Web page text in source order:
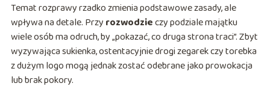
Temat rozprawy rzadko zmienia podstawowe zasady, ale
wpływa na detale. Przy rozwodzieczy podziale majątku
wiele osób ma odruch, by „pokazać, co druga strona traci”. Zbyt
wyzywająca sukienka, ostentacyjnie drogi zegarek czy torebka
z dużym logo mogą jednak zostać odebrane jako prowokacja
lub brak pokory.